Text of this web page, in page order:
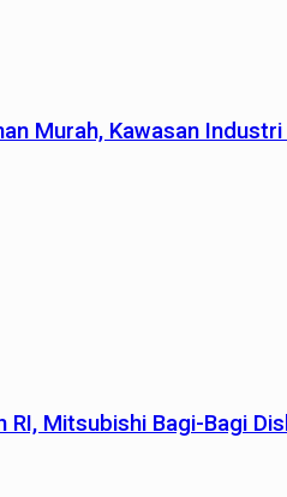
Murah, Kawasan
RI, Mitsubishi Bagi-Bagi